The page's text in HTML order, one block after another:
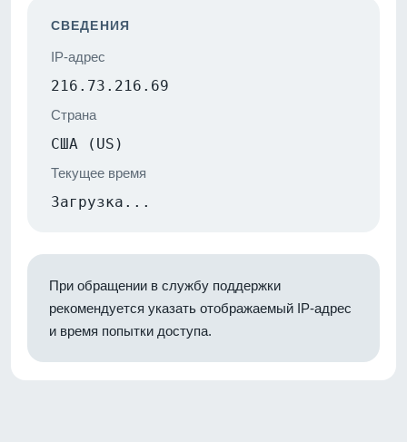
СВЕДЕНИЯ
IP-адрес
216.73.216.69
Страна
США (US)
Текущее время
Загрузка...
При обращении в службу поддержки
рекомендуется указать отображаемый IP-адрес
и время попытки доступа.